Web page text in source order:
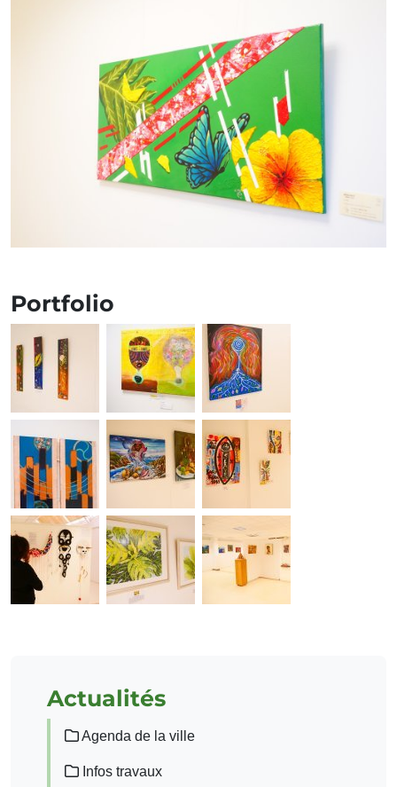
Portfolio
Actualités
Agenda de la ville
Infos travaux